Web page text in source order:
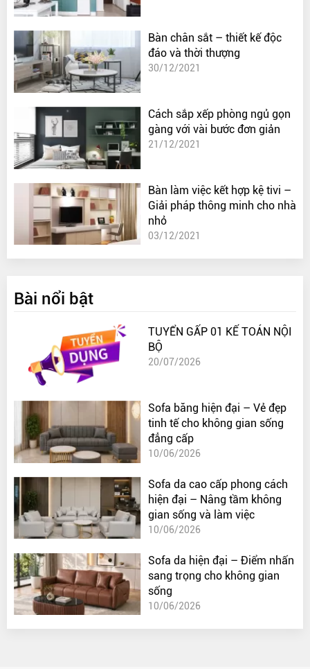
Bàn chân sắt – thiết kế độc
đáo và thời thượng
30/12/2021
Cách sắp xếp phòng ngủ gọn
gàng với vài bước đơn giản
21/12/2021
Bàn làm việc kết hợp kệ tivi –
Giải pháp thông minh cho nhà
nhỏ
03/12/2021
Bài nổi bật
TUYỂN GẤP 01 KẾ TOÁN NỘI
BỘ
20/07/2026
Sofa băng hiện đại – Vẻ đẹp
tinh tế cho không gian sống
đẳng cấp
10/06/2026
Sofa da cao cấp phong cách
hiện đại – Nâng tầm không
gian sống và làm việc
10/06/2026
Sofa da hiện đại – Điểm nhấn
sang trọng cho không gian
sống
10/06/2026